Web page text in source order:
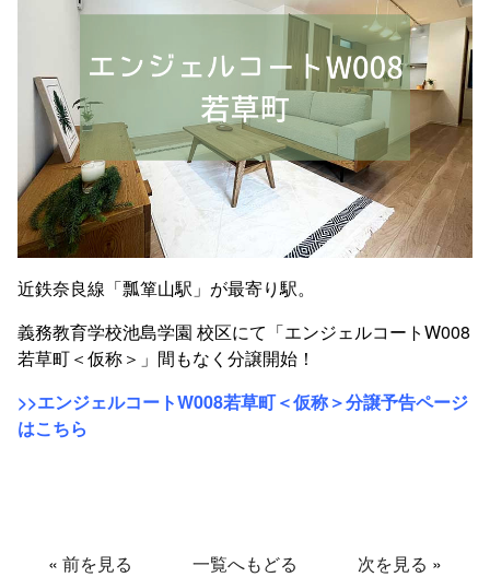
近鉄奈良線「瓢箪山駅」が最寄り駅。
義務教育学校池島学園 校区にて「エンジェルコートW008
若草町＜仮称＞」間もなく分譲開始！
>>エンジェルコートW008若草町＜仮称＞分譲予告ページ
はこちら
« 前を見る 一覧へもどる 次を見る »